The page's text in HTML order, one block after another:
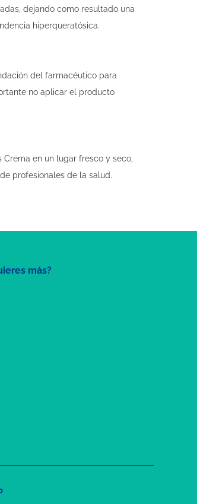
dejando como resultado una
hiperqueratósica.
del farmacéutico para
no aplicar el producto
en un lugar fresco y seco,
profesionales de la salud.
más?